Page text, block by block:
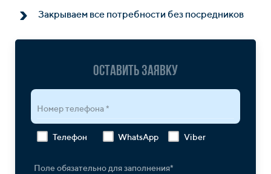
Закрываем все потребности без посредников
Оставить заявку
Номер телефона *
Телефон WhatsApp Viber
Поле обязательно для заполнения*